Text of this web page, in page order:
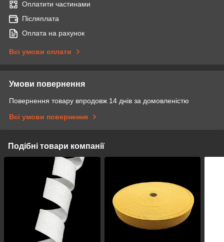
Оплатити частинами
Післяплата
Оплата на рахунок
Всі умови оплати
Умови повернення
Повернення товару впродовж 14 днів за домовленістю
Всі умови повернення
Подібні товари компанії